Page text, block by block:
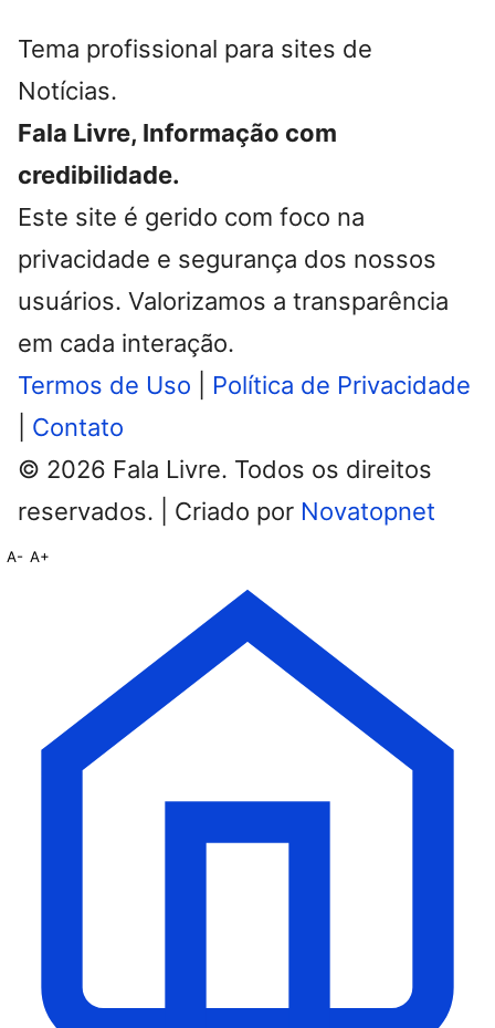
Tema profissional para sites de
Notícias.
Fala Livre, Informação com
credibilidade.
Este site é gerido com foco na
privacidade e segurança dos nossos
usuários. Valorizamos a transparência
em cada interação.
Termos de Uso
Política de Privacidade
Contato
© 2026 Fala Livre. Todos os direitos
reservados. | Criado por Novatopnet
A- A+